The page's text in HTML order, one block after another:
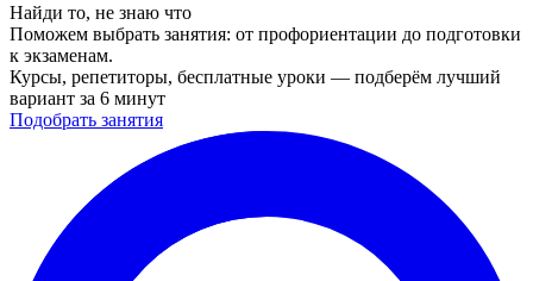
Найди то, не знаю что
Поможем выбрать занятия: от профориентации до подготовки
к экзаменам.
Курсы, репетиторы, бесплатные уроки — подберём лучший
вариант за 6 минут
Подобрать занятия